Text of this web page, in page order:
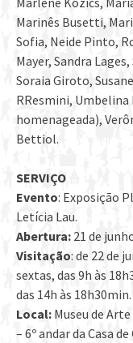
Marinês Busetti,
Sofia, Neide Pinto,
Mayer, Sandra
Soraia Giroto,
RResmini,
homenageada),
Bettiol.
SERVIÇO
Evento: Exposição
Letícia Lau.
Abertura: 21 de
Visitação: de 22 de
sextas, das 9h às
das 14h às 18h30min.
Local: Museu de
– 6º andar da Casa